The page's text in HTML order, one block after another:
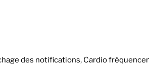
des notifications, Cardio